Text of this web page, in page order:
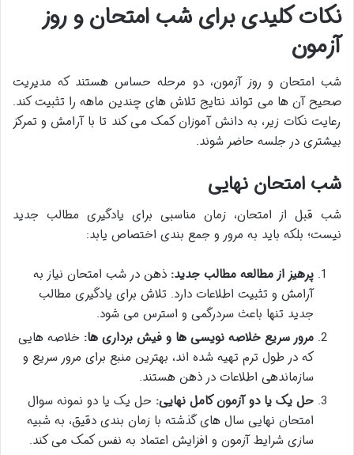
نکات کلیدی برای شب امتحان و روز
آزمون
شب امتحان و روز آزمون، دو مرحله حساس هستند که مدیریت
صحیح آن ها می تواند نتایج تلاش های چندین ماهه را تثبیت کند.
رعایت نکات زیر، به دانش آموزان کمک می کند تا با آرامش و تمرکز
بیشتری در جلسه حاضر شوند.
شب امتحان نهایی
شب قبل از امتحان، زمان مناسبی برای یادگیری مطالب جدید
نیست؛ بلکه باید به مرور و جمع بندی اختصاص یابد:
پرهیز از مطالعه مطالب جدید: ذهن در شب امتحان نیاز به
آرامش و تثبیت اطلاعات دارد. تلاش برای یادگیری مطالب
جدید تنها باعث سردرگمی و استرس می شود.
مرور سریع خلاصه نویسی ها و فیش برداری ها: خلاصه هایی
که در طول ترم تهیه شده اند، بهترین منبع برای مرور سریع و
سازماندهی اطلاعات در ذهن هستند.
حل یک یا دو آزمون کامل نهایی: حل یک یا دو نمونه سوال
امتحان نهایی سال های گذشته با زمان بندی دقیق، به شبیه
سازی شرایط آزمون و افزایش اعتماد به نفس کمک می کند.